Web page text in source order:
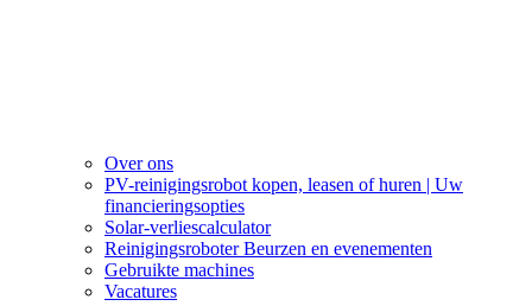
Over ons
PV-reinigingsrobot kopen, leasen of huren | Uw
financieringsopties
Solar-verliescalculator
Reinigingsroboter Beurzen en evenementen
Gebruikte machines
Vacatures